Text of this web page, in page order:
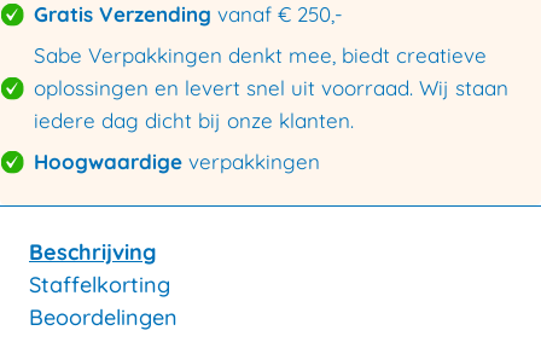
Gratis Verzending vanaf € 250,-
Sabe Verpakkingen denkt mee, biedt creatieve
oplossingen en levert snel uit voorraad. Wij staan
iedere dag dicht bij onze klanten.
Hoogwaardige verpakkingen
Beschrijving
Staffelkorting
Beoordelingen